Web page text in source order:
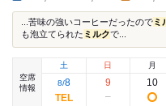
...苦味の強いコーヒーだったのでミ
も泡立てられた ミルクで...
空席
情報
土
8/8
日
9
月
10